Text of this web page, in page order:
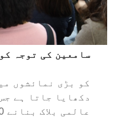
سامعین کی توجہ
دکھایا جاتا ہے